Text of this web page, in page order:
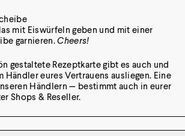
mit Eiswürfeln geben und mit einer
garnieren.Cheers!
gestaltete Rezeptkarte gibt es auch und
Händler eures Vertrauens ausliegen. Eine
Händlern — bestimmt auch in eurer
Shops & Reseller.